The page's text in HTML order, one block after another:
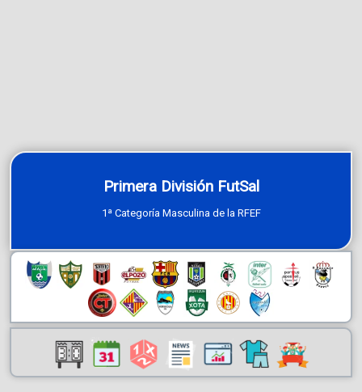
Primera División FutSal
1ª Categoría Masculina de la RFEF